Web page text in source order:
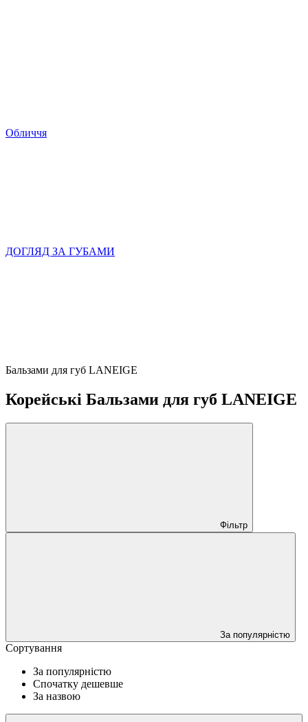
Обличчя
ДОГЛЯД ЗА ГУБАМИ
Бальзами для губ LANEIGE
Корейські Бальзами для губ LANEIGE
Фільтр
За популярністю
Сортування
За популярністю
Спочатку дешевше
За назвою